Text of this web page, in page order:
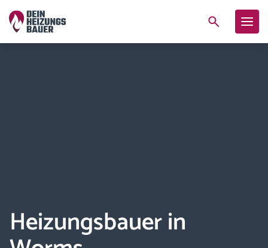
Heizungsbauer in